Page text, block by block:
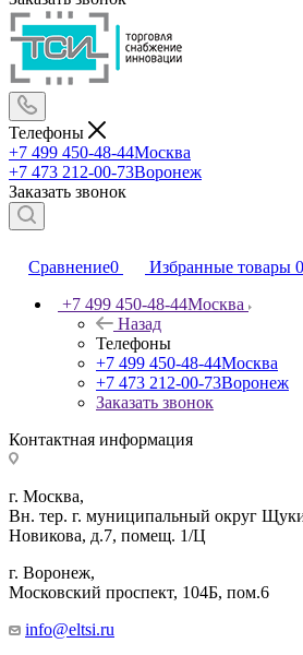
Телефоны
+7 499 450-48-44Москва
+7 473 212-00-73Воронеж
Заказать звонок
Сравнение0 Избранные товары 0
+7 499 450-48-44Москва
Назад
Телефоны
+7 499 450-48-44Москва
+7 473 212-00-73Воронеж
Заказать звонок
Контактная информация
г. Москва,
Вн. тер. г. муниципальный округ
Новикова, д.7, помещ. 1/Ц
г. Воронеж,
​Московский проспект, 104Б, пом.6
info@eltsi.ru